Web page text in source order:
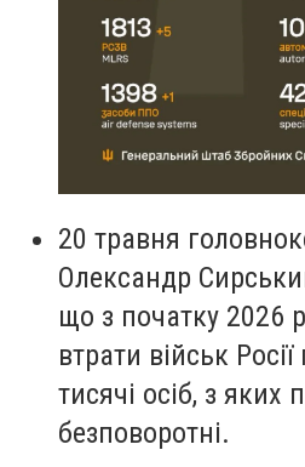
20 травня
Олександр
що з початку 2026
втрати військ
тисячі осіб, з яких
безповоротні.